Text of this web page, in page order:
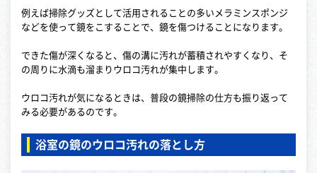
例えば掃除グッズとして活用されることの多いメラミンスポンジ
などを使って鏡をこすることで、鏡を傷つけることになります。
できた傷が深くなると、傷の溝に汚れが蓄積されやすくなり、そ
の周りに水滴も溜まりウロコ汚れが集中します。
ウロコ汚れが気になるときは、普段の鏡掃除の仕方も振り返って
みる必要があるのです。
浴室の鏡のウロコ汚れの落とし方